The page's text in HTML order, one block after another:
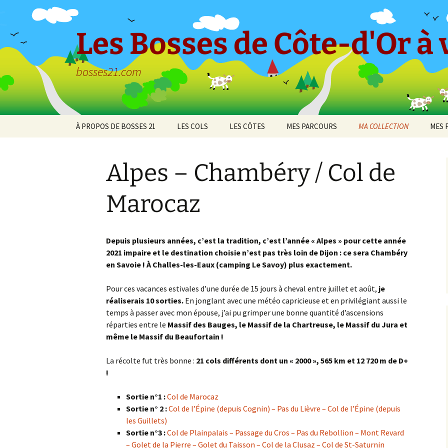
Les Bosses de Côte-d'Or à
bosses21.com
À PROPOS DE BOSSES 21 LES COLS
Col de Clémencey
Col de la Croix de
l’Ormeau
Col de Pique-Chose
Cols de Leuzeu – de la
Mialle – de la Toppe
LES CÔTES
Bel-Air
Chenôve
Cirque du Bout du Monde
Fussey
Ivry-en-Montagne
la Raquette
Montagne des Trois Croix
CÔTE ET HAUTES CÔTES Arcenant
Bruant Ouest
Bruant Sud
Chambœuf
Château d’entre Deux
Monts
Chazan
Clémencey
Combe Lavaux
Giron
Dijon – La Montagne
Dijon – Rue de Mirande
Hauteville-lès-Dijon
Plombières-lès-Dijon
Frontière Nièvre
la Croix de Chèvre
Mont Beroin
Savilly
PAYS CHÂTILLONNAIS la Brosse Dormante
la Villeneuve-les-Convers
les Grandes Charmes
A38 – Échangeur n°27
A38 – Échangeur n°28
A38 – le Moulin à Vent
Asnières-en-Montagne
Avosnes
PAYS SEINE ET TILLES Aignay-le-Duc ><
Lamargelle
Blaisy-Bas
Cinq Fonds
VALLÉE DE L’OUCHE Agey _ Gissey-sur-Ouche
Forêt Tarbet
Mont Afrique
Notre-Dame d’Étang
MES PARCOURS
Parcours 2017 [1]
Parcours 2019 [2]
MA COLLECTION
2011
2014
2016
2017
2018
2023
MES
Alpes – Chambéry / Col de
Marocaz
Depuis plusieurs années, c’est la tradition, c’est l’année « Alpes » pour cette année
2021 impaire et le destination choisie n’est pas très loin de Dijon : ce sera Chambéry
en Savoie ! À Challes-les-Eaux (camping Le Savoy) plus exactement.
Pour ces vacances estivales d’une durée de 15 jours à cheval entre juillet et août, je
réaliserais 10 sorties. En jonglant avec une météo capricieuse et en privilégiant aussi le
temps à passer avec mon épouse, j’ai pu grimper une bonne quantité d’ascensions
réparties entre le Massif des Bauges, le Massif de la Chartreuse, le Massif du Jura et
même le Massif du Beaufortain !
La récolte fut très bonne : 21 cols différents dont un « 2000 », 565 km et 12 720 m de D+
!
Sortie n°1 :Col de Marocaz
Sortie n° 2 :Col de l’Épine (depuis Cognin) – Pas du Lièvre – Col de l’Épine (depuis
les Guillets)
Sortie n°3 :Col de Plainpalais – Passage du Cros – Pas du Rebollion – Mont Revard
– Golet de la Pierre – Golet du Taisson – Col de la Clusaz – Col de St-Saturnin